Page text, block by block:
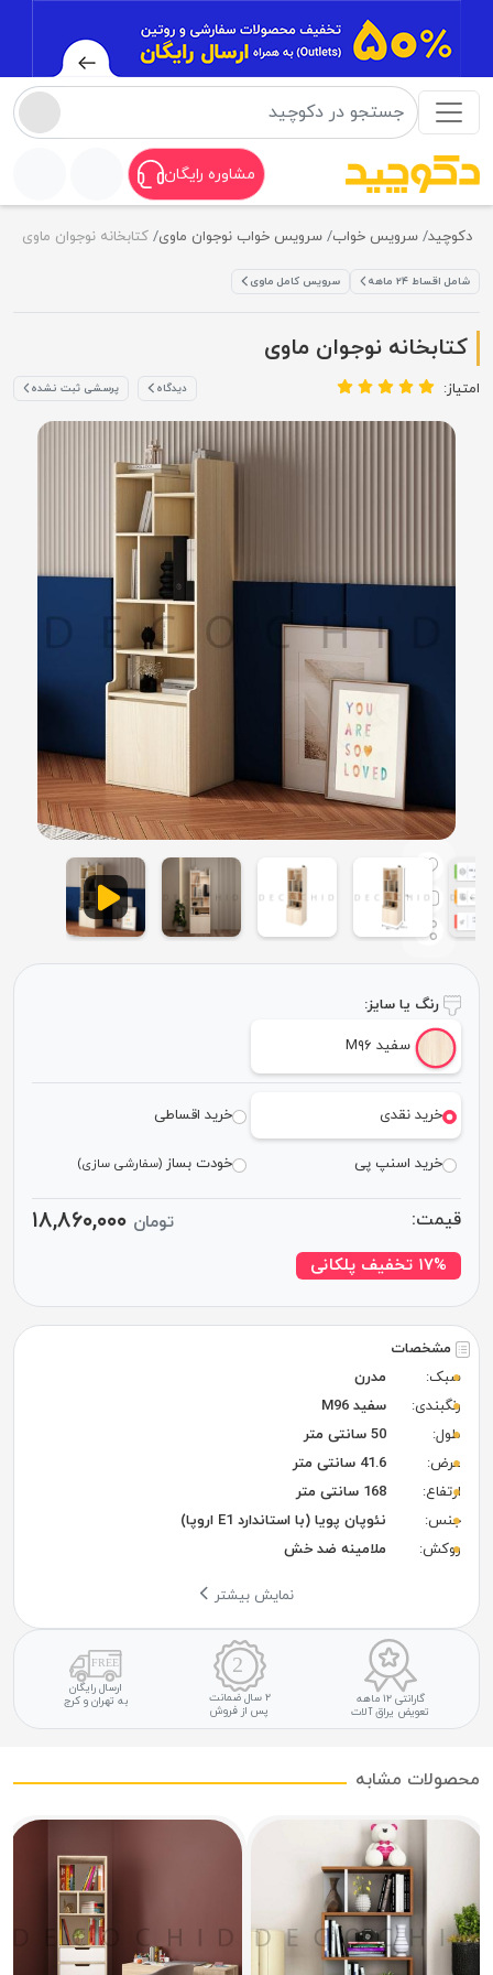
مشاوره رایگان
دکوچید سرویس خواب سرویس خواب نوجوان ماوی کتابخانه نوجوان ماوی
شامل اقساط ۲۴ ماهه سرویس کامل ماوی
کتابخانه نوجوان ماوی
امتیاز: دیدگاه پرسشی ثبت نشده
مشخصات
سبک:
مدرن
رنگبندی:
سفید M96
طول:
50 سانتی متر
عرض:
41.6 سانتی متر
ارتفاع:
168 سانتی متر
جنس:
نئوپان پویا (با استاندارد E1 اروپا)
روکش:
ملامینه ضد خش
نمایش بیشتر
گارانتی ۱۲ ماهه
تعویض یراق آلات
۲ سال ضمانت
پس از فروش
ارسال رایگان
به تهران و کرج
رنگ یا سایز:
سفید M۹۶
خرید نقدی خرید اقساطی
خرید اسنپ پی خودت بساز(سفارشی سازی)
قیمت: تومان ۱۸,۸۶۰,۰۰۰
۱۷% تخفیف پلکانی
محصولات مشابه